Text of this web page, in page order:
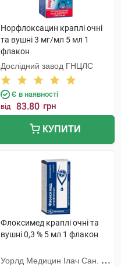
Норфлоксацин краплі очні
та вушні 3 мг/мл 5 мл 1
флакон
Дослідний завод ГНЦЛС
Є в наявності
від 83.80 грн
КУПИТИ
Флоксимед краплі очні та
вушні 0,3 % 5 мл 1 флакон
Уорлд Медицин Ілач Сан. Ве